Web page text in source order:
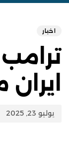
اخبار
ايران
يوليو 23, 2025